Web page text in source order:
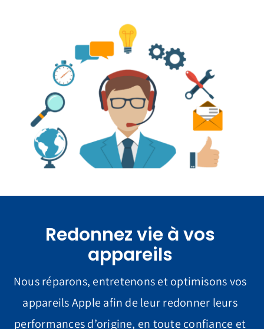
Redonnez vie à vos
appareils
Nous réparons, entretenons et optimisons vos
appareils Apple afin de leur redonner leurs
performances d’origine, en toute confiance et